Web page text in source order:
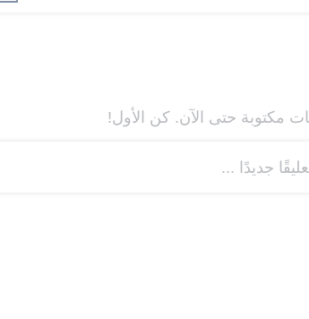
مكتوبة حتى الآن. كن الأول!
جديدًا ...